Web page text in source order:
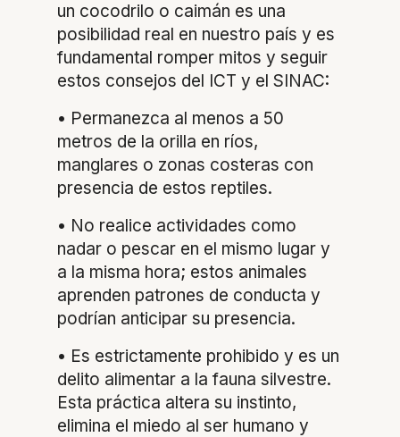
un cocodrilo o caimán es una
posibilidad real en nuestro país y es
fundamental romper mitos y seguir
estos consejos del ICT y el SINAC:
• Permanezca al menos a 50
metros de la orilla en ríos,
manglares o zonas costeras con
presencia de estos reptiles.
• No realice actividades como
nadar o pescar en el mismo lugar y
a la misma hora; estos animales
aprenden patrones de conducta y
podrían anticipar su presencia.
• Es estrictamente prohibido y es un
delito alimentar a la fauna silvestre.
Esta práctica altera su instinto,
elimina el miedo al ser humano y